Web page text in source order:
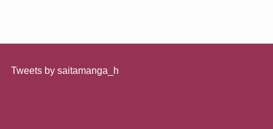
Tweets by saitamanga_h